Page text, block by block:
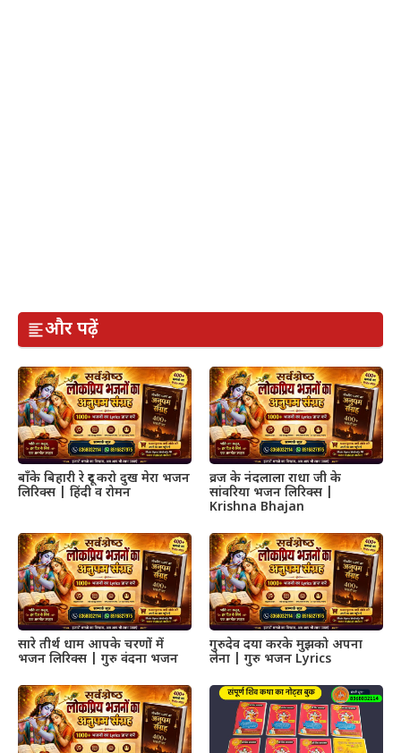
और पढ़ें
बाँके बिहारी रे दूर करो दुख मेरा भजन
लिरिक्स | हिंदी व रोमन
व्रज के नंदलाला राधा जी के
सांवरिया भजन लिरिक्स |
Krishna Bhajan
सारे तीर्थ धाम आपके चरणों में
भजन लिरिक्स | गुरु वंदना भजन
गुरुदेव दया करके मुझको अपना
लेना | गुरु भजन Lyrics